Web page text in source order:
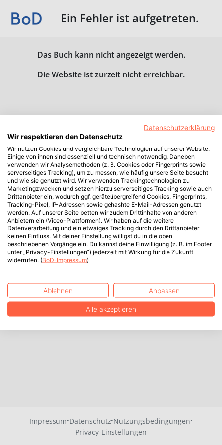
Ein Fehler ist aufgetreten.
Das Buch kann nicht angezeigt werden.
Die Website ist zurzeit nicht erreichbar.
Impressum·Datenschutz·Nutzungsbedingungen·
Privacy-Einstellungen
Datenschutzerklärung
Wir respektieren den Datenschutz
Wir nutzen Cookies und vergleichbare Technologien auf unserer Website.
Einige von ihnen sind essenziell und technisch notwendig. Daneben
verwenden wir Analysemethoden (z. B. Cookies oder Fingerprints sowie
serverseitiges Tracking), um zu messen, wie häufig unsere Seite besucht
und wie sie genutzt wird. Wir verwenden Trackingtechnologien zu
Marketingzwecken und setzen hierzu serverseitiges Tracking sowie auch
Drittanbieter ein, wodurch ggf. geräteübergreifend Cookies, Fingerprints,
Tracking-Pixel, IP-Adressen sowie gehashte E-Mail-Adressen genutzt
werden. Auf unserer Seite betten wir zudem Drittinhalte von anderen
Anbietern ein (Video-Plattformen). Wir haben auf die weitere
Datenverarbeitung und ein etwaiges Tracking durch den Drittanbieter
keinen Einfluss. Mit deiner Einstellung willigst du in die oben
beschriebenen Vorgänge ein. Du kannst deine Einwilligung (z. B. im Footer
unter „Privacy-Einstellungen“) jederzeit mit Wirkung für die Zukunft
widerrufen. (BoD-Impressum)
Ablehnen Anpassen
Alle akzeptieren